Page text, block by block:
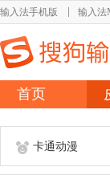
输入法手机版 输入法
首页
卡通动漫